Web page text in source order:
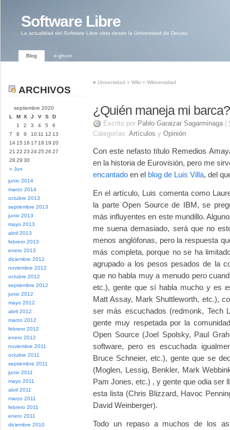
Software Libre
La actualidad del Software Libre vista desde la Universidad de Deusto
Blog e-ghost
ARCHIVOS
septiembre 2020
L
M X J V S D
« Jun
1 2 3 4 5
6
7
8 9 10 11 12 13
14 15 16 17 18 19 20
21 22 23 2425 26 27
28 29 30
junio 2014
marzo 2014
octubre 2013
septiembre 2013
junio 2013
mayo 2013
abril 2013
febrero 2013
enero 2013
diciembre 2012
noviembre 2012
octubre 2012
septiembre 2012
junio 2012
mayo 2012
abril 2012
marzo 2012
febrero 2012
enero 2012
noviembre 2011
octubre 2011
septiembre 2011
junio 2011
mayo 2011
abril 2011
marzo 2011
febrero 2011
enero 2011
diciembre 2010
« Universidad + Wiki = Wikiversidad
¿Quién maneja mi barca?
Escrito por Pablo Garaizar Sagarminaga
Categorías: Artículos y Opinión
Con este nefasto título Remedios
en la historia de Eurovisión, pero me
encantado en el blog de Luis Villa, del
En el artículo, Luis comenta como
la parte Open Source de IBM, se
más influyentes en este mundillo.
me suena demasiado, será que no
menos anglófonas, pero la respuesta
más completa, porque no se ha
agrupado a los pesos pesados de la
que no habla muy a menudo pero
etc.), gente que sí habla mucho y es
Matt Assay, Mark Shuttleworth, etc.),
ser más escuchados (redmonk, Tech
gente muy respetada por la
Open Source (Joel Spolsky, Paul
software, pero es escuchada
Bruce Schneier, etc.), gente que se
(Moglen, Lessig, Benkler, Mark
Pam Jones, etc.) , y gente que odia ser
esta lista (Chris Blizzard, Havoc
David Weinberger).
Todo un repaso a muchos de los